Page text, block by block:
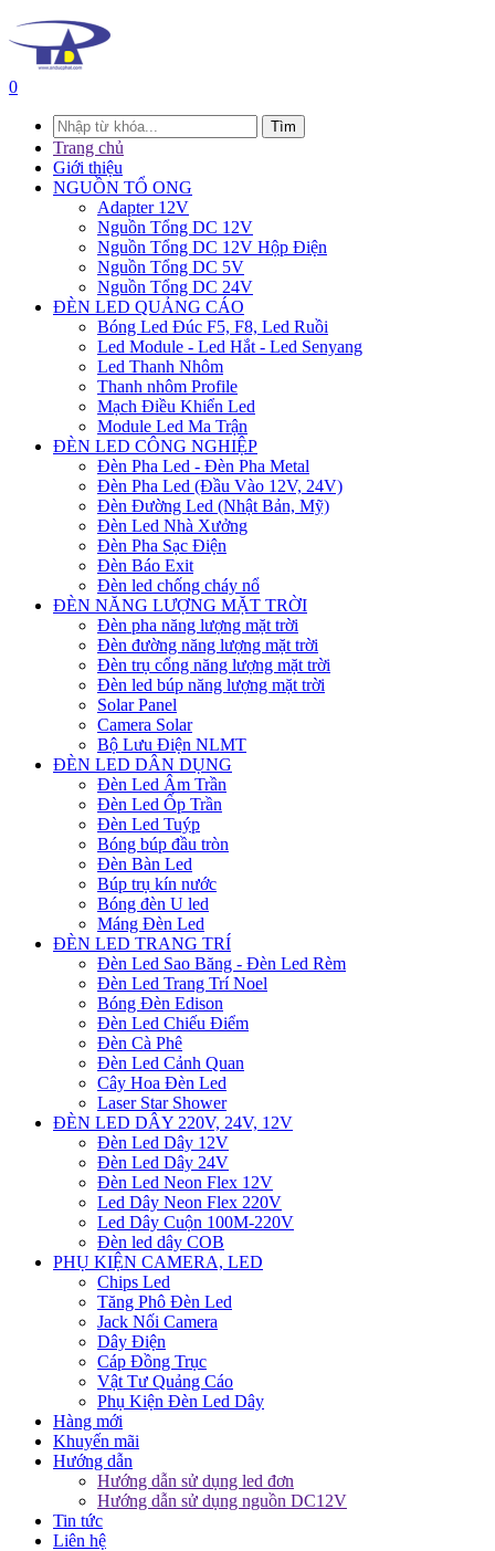
0
Tìm
Trang chủ
Giới thiệu
NGUỒN TỔ ONG
Adapter 12V
Nguồn Tổng DC 12V
Nguồn Tổng DC 12V Hộp Điện
Nguồn Tổng DC 5V
Nguồn Tổng DC 24V
ĐÈN LED QUẢNG CÁO
Bóng Led Đúc F5, F8, Led Ruồi
Led Module - Led Hắt - Led Senyang
Led Thanh Nhôm
Thanh nhôm Profile
Mạch Điều Khiển Led
Module Led Ma Trận
ĐÈN LED CÔNG NGHIỆP
Đèn Pha Led - Đèn Pha Metal
Đèn Pha Led (Đầu Vào 12V, 24V)
Đèn Đường Led (Nhật Bản, Mỹ)
Đèn Led Nhà Xưởng
Đèn Pha Sạc Điện
Đèn Báo Exit
Đèn led chống cháy nổ
ĐÈN NĂNG LƯỢNG MẶT TRỜI
Đèn pha năng lượng mặt trời
Đèn đường năng lượng mặt trời
Đèn trụ cổng năng lượng mặt trời
Đèn led búp năng lượng mặt trời
Solar Panel
Camera Solar
Bộ Lưu Điện NLMT
ĐÈN LED DÂN DỤNG
Đèn Led Âm Trần
Đèn Led Ốp Trần
Đèn Led Tuýp
Bóng búp đầu tròn
Đèn Bàn Led
Búp trụ kín nước
Bóng đèn U led
Máng Đèn Led
ĐÈN LED TRANG TRÍ
Đèn Led Sao Băng - Đèn Led Rèm
Đèn Led Trang Trí Noel
Bóng Đèn Edison
Đèn Led Chiếu Điểm
Đèn Cà Phê
Đèn Led Cảnh Quan
Cây Hoa Đèn Led
Laser Star Shower
ĐÈN LED DÂY 220V, 24V, 12V
Đèn Led Dây 12V
Đèn Led Dây 24V
Đèn Led Neon Flex 12V
Led Dây Neon Flex 220V
Led Dây Cuộn 100M-220V
Đèn led dây COB
PHỤ KIỆN CAMERA, LED
Chips Led
Tăng Phô Đèn Led
Jack Nối Camera
Dây Điện
Cáp Đồng Trục
Vật Tư Quảng Cáo
Phụ Kiện Đèn Led Dây
Hàng mới
Khuyến mãi
Hướng dẫn
Hướng dẫn sử dụng led đơn
Hướng dẫn sử dụng nguồn DC12V
Tin tức
Liên hệ